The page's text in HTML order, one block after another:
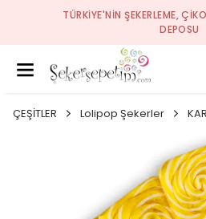
TÜRKIYE'NIN ŞEKERLEME,
DEPOSU
ÇEŞİTLER Lolipop Şekerler